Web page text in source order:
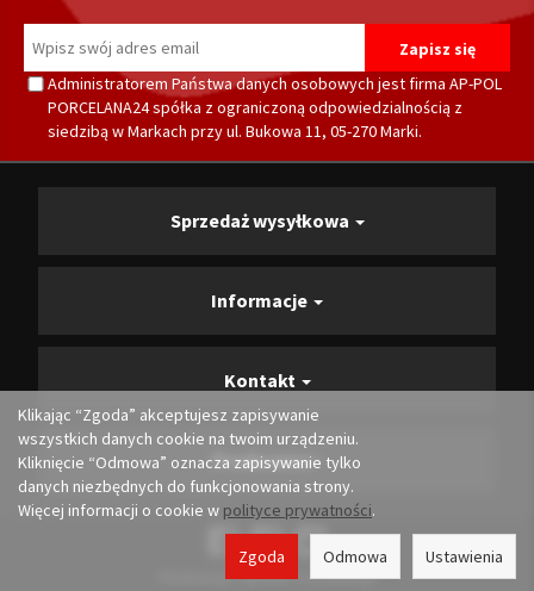
Administratorem Państwa danych osobowych jest firma AP-POL
PORCELANA24 spółka z ograniczoną odpowiedzialnością z
siedzibą w Markach przy ul. Bukowa 11, 05-270 Marki.
Sprzedaż wysyłkowa
Informacje
Kontakt
Producenci
Realizacja i opieka:Convertis.pl
Klikając “Zgoda” akceptujesz zapisywanie
wszystkich danych cookie na twoim urządzeniu.
Kliknięcie “Odmowa” oznacza zapisywanie tylko
danych niezbędnych do funkcjonowania strony.
Więcej informacji o cookie w polityce prywatności.
Ustawienia
Odmowa
Zgoda